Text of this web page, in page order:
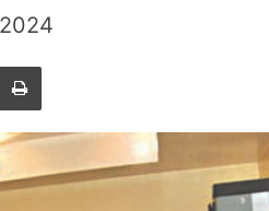
Email Print